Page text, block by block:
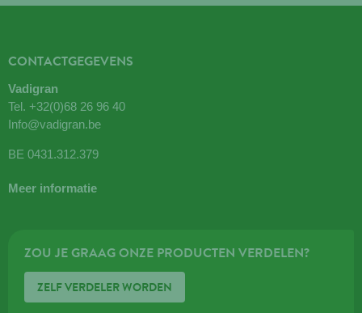
CONTACTGEGEVENS
Vadigran
Tel. +32(0)68 26 96 40
Info@vadigran.be
BE 0431.312.379
Meer informatie
ZOU JE GRAAG ONZE PRODUCTEN VERDELEN?
ZELF VERDELER WORDEN